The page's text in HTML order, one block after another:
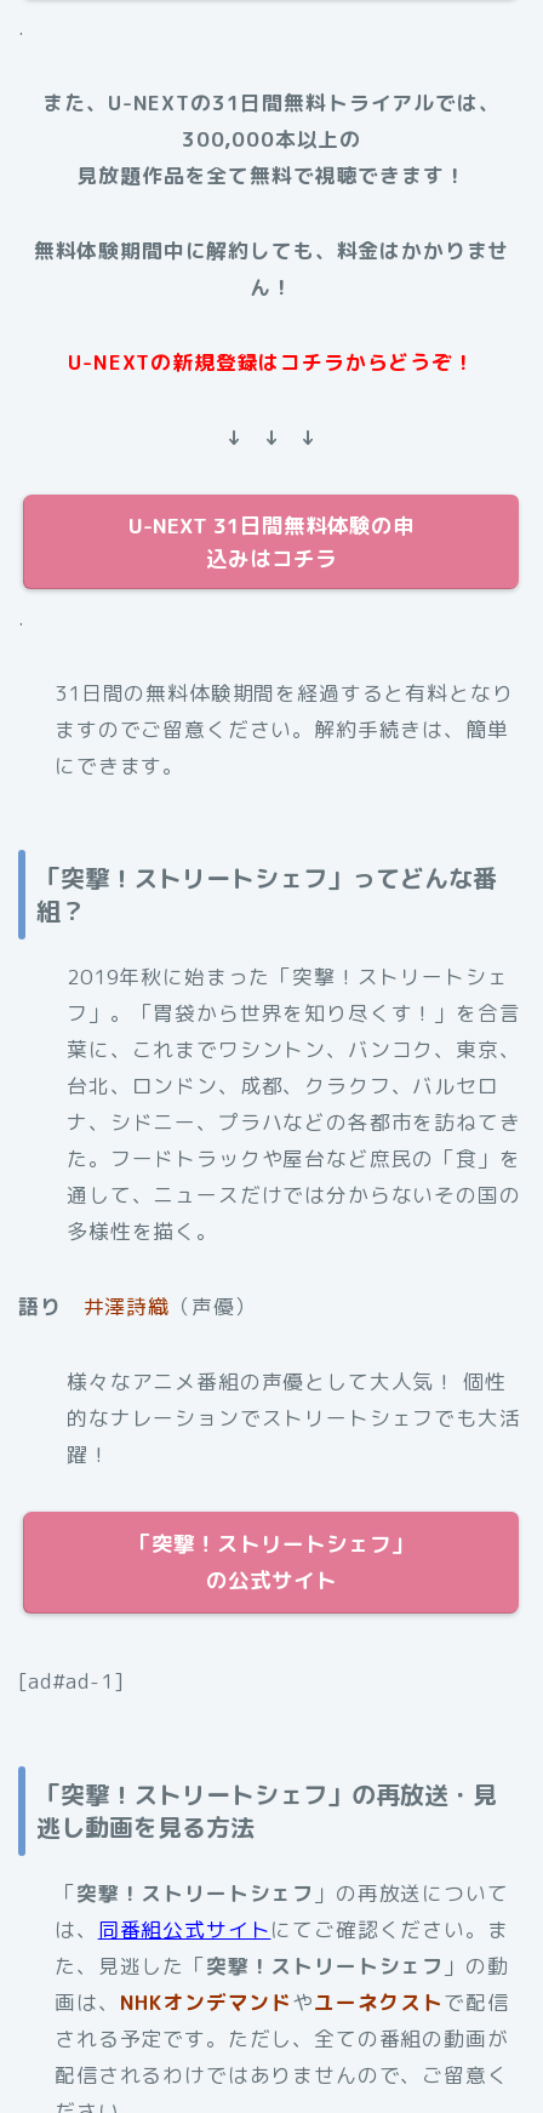
.
また、U-NEXTの31日間無料トライアルでは、
300,000本以上の
見放題作品を全て無料で視聴できます！
無料体験期間中に解約しても、料金はかかりませ
ん！
U-NEXTの新規登録はコチラからどうぞ！
↓ ↓ ↓
U-NEXT 31日間無料体験の申
込みはコチラ
.
31日間の無料体験期間を経過すると有料となり
ますのでご留意ください。解約手続きは、簡単
にできます。
「突撃！ストリートシェフ」ってどんな番
組？
2019年秋に始まった「突撃！ストリートシェ
フ」。「胃袋から世界を知り尽くす！」を合言
葉に、これまでワシントン、バンコク、東京、
台北、ロンドン、成都、クラクフ、バルセロ
ナ、シドニー、プラハなどの各都市を訪ねてき
た。フードトラックや屋台など庶民の「食」を
通して、ニュースだけでは分からないその国の
多様性を描く。
語り 井澤詩織 （声優）
様々なアニメ番組の声優として大人気！ 個性
的なナレーションでストリートシェフでも大活
躍！
「突撃！ストリートシェフ」
の公式サイト
[ad#ad-1]
「突撃！ストリートシェフ」の再放送・見
逃し動画を見る方法
「突撃！ストリートシェフ 」の再放送について
は、 同番組公式サイトにてご確認ください。ま
た、見逃した「突撃！ストリートシェフ 」の動
画は、 NHKオンデマンドやユーネクストで配信
される予定です。ただし、全ての番組の動画が
配信されるわけではありませんので、ご留意く